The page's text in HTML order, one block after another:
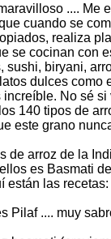
.... Me
cuando se
realiza
se cocinan con
sushi, biryani,
dulces como
No sé si
140 tipos de
este grano
de arroz de la
es Basmati
están las recetas:
Pilaf .... muy